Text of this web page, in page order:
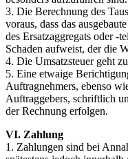
3. Die Berechnung des
voraus, dass das
des Ersatzaggregats oder -
Schaden aufweist, der die
4. Die Umsatzsteuer geht
5. Eine etwaige
Auftragnehmers, ebenso
Auftraggebers, schriftlich
der Rechnung erfolgen.
VI. Zahlung
1. Zahlungen sind bei